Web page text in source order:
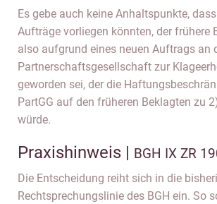
Es gebe auch keine Anhaltspunkte,
Aufträge vorliegen könnten, der frühere
also aufgrund eines neuen Auftrags an
Partnerschaftsgesellschaft zur
geworden sei, der die
PartGG auf den früheren Beklagten zu
würde.
Praxishinweis | BGH IX ZR
Die Entscheidung reiht sich in die
Rechtsprechungslinie des BGH ein. So